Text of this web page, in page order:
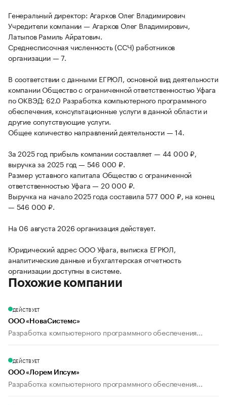
Генеральный директор: Агарков Олег Владимирович
Учредители компании — Агарков Олег Владимирович,
Латыпов Рамиль Айратович.
Среднесписочная численность (ССЧ) работников
организации — 7.
В соответствии с данными ЕГРЮЛ, основной вид деятельности
компании Общество с ограниченной ответственностью Уфага
по ОКВЭД: 62.0 Разработка компьютерного программного
обеспечения, консультационные услуги в данной области и
другие сопутствующие услуги.
Общее количество направлений деятельности — 14.
За 2025 год прибыль компании составляет — 44 000 ₽,
выручка за 2025 год — 546 000 ₽.
Размер уставного капитала Общество с ограниченной
ответственностью Уфага — 20 000 ₽.
Выручка на начало 2025 года составила 577 000 ₽, на конец
— 546 000 ₽.
На 06 августа 2026 организация действует.
Юридический адрес ООО Уфага, выписка ЕГРЮЛ,
аналитические данные и бухгалтерская отчетность
организации доступны в системе.
Похожие компании
ДЕЙСТВУЕТ
ООО «НоваСистемс»
Разработка компьютерного программного обеспечения...
ДЕЙСТВУЕТ
ООО «Лорем Ипсум»
Разработка компьютерного программного обеспечения...